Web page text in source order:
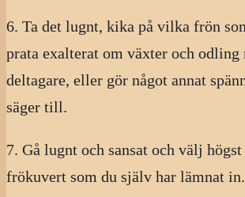
6. Ta det lugnt, kika på vilka frön
prata exalterat om växter och odling
deltagare, eller gör något annat
säger till.
7. Gå lugnt och sansat och välj högst
frökuvert som du själv har lämnat in.